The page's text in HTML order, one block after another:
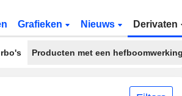
Grafieken Nieuws Derivaten
Producten met een